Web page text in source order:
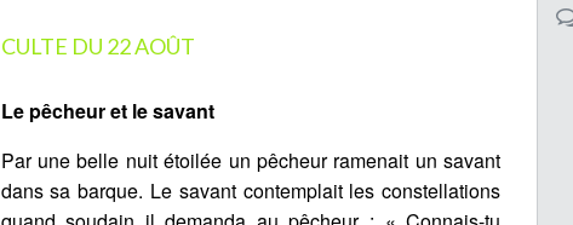
CULTE DU 22 AOÛT
Le pêcheur et le savant
Par une belle nuit étoilée un pêcheur ramenait un savant
dans sa barque. Le savant contemplait les constellations